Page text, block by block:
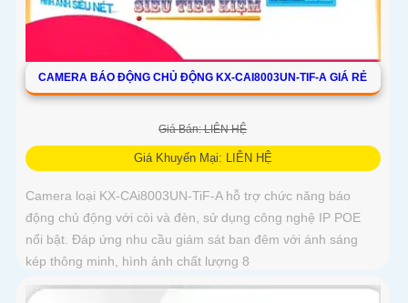
CAMERA BÁO ĐỘNG CHỦ ĐỘNG KX-CAI8003UN-TIF-A GIÁ RẺ
Giá Bán: LIÊN HỆ
Giá Khuyến Mại: LIÊN HỆ
Camera loại KX-CAi8003UN-TiF-A hỗ trợ chức năng báo
động chủ động với còi và đèn, sử dụng công nghệ IP POE
nổi bật. Đáp ứng nhu cầu giám sát ban đêm với ánh sáng
kép thông minh, hình ảnh chất lượng 8